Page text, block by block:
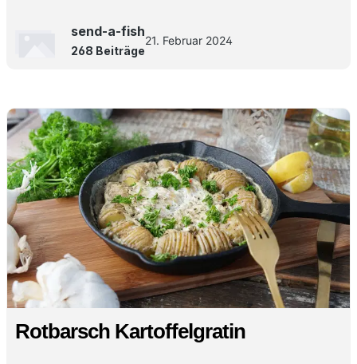
send-a-fish
268 Beiträge
21. Februar 2024
Rotbarsch Kartoffelgratin